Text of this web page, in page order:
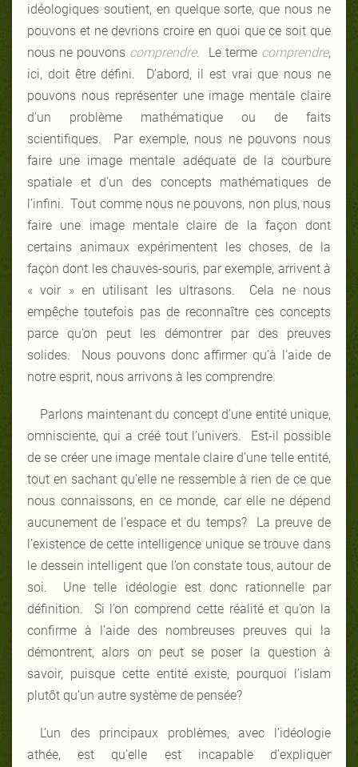
idéologiques soutient, en quelque sorte, que nous ne
pouvons et ne devrions croire en quoi que ce soit que
nous ne pouvons comprendre. Le terme comprendre,
ici, doit être défini. D’abord, il est vrai que nous ne
pouvons nous représenter une image mentale claire
d’un problème mathématique ou de faits
scientifiques. Par exemple, nous ne pouvons nous
faire une image mentale adéquate de la courbure
spatiale et d’un des concepts mathématiques de
l’infini. Tout comme nous ne pouvons, non plus, nous
faire une image mentale claire de la façon dont
certains animaux expérimentent les choses, de la
façon dont les chauves-souris, par exemple, arrivent à
« voir » en utilisant les ultrasons. Cela ne nous
empêche toutefois pas de reconnaître ces concepts
parce qu’on peut les démontrer par des preuves
solides. Nous pouvons donc affirmer qu’à l’aide de
notre esprit, nous arrivons à les comprendre.
Parlons maintenant du concept d’une entité unique,
omnisciente, qui a créé tout l’univers. Est-il possible
de se créer une image mentale claire d’une telle entité,
tout en sachant qu’elle ne ressemble à rien de ce que
nous connaissons, en ce monde, car elle ne dépend
aucunement de l’espace et du temps? La preuve de
l’existence de cette intelligence unique se trouve dans
le dessein intelligent que l’on constate tous, autour de
soi. Une telle idéologie est donc rationnelle par
définition. Si l’on comprend cette réalité et qu’on la
confirme à l’aide des nombreuses preuves qui la
démontrent, alors on peut se poser la question à
savoir, puisque cette entité existe, pourquoi l’islam
plutôt qu’un autre système de pensée?
L’un des principaux problèmes, avec l’idéologie
athée, est qu’elle est incapable d’expliquer